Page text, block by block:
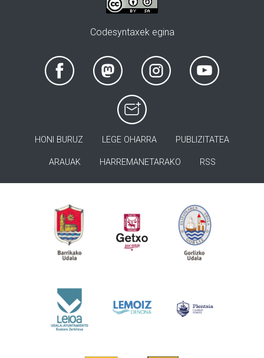
Codesyntaxek egina
HONI BURUZ LEGE OHARRA PUBLIZITATEA
ARAUAK HARREMANETARAKO RSS